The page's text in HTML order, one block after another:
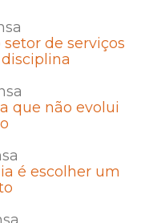
de serviços
que não evolui
é escolher um